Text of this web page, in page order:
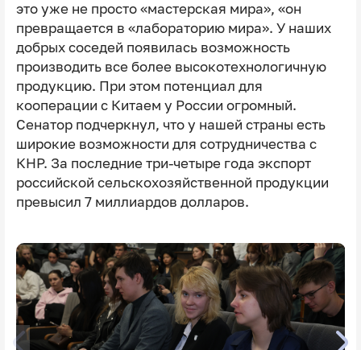
это уже не просто «мастерская мира», «он
превращается в «лабораторию мира». У наших
добрых соседей появилась возможность
производить все более высокотехнологичную
продукцию. При этом потенциал для
кооперации с Китаем у России огромный.
Сенатор подчеркнул, что у нашей страны есть
широкие возможности для сотрудничества с
КНР. За последние три-четыре года экспорт
российской сельскохозяйственной продукции
превысил 7 миллиардов долларов.